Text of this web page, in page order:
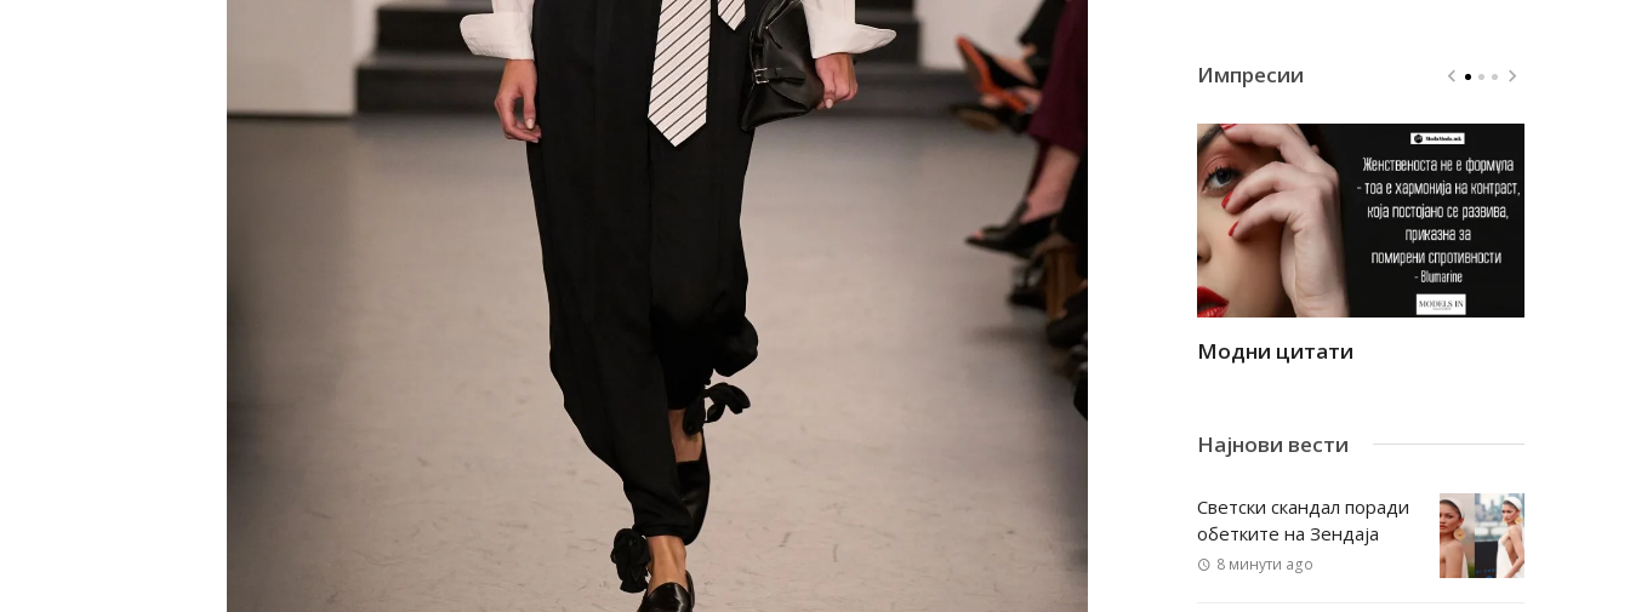
Импресии
Модни цитати Модни цитати Модни цитати
Најнови вести
Светски скандал поради
обетките на Зендаја
8 минути ago